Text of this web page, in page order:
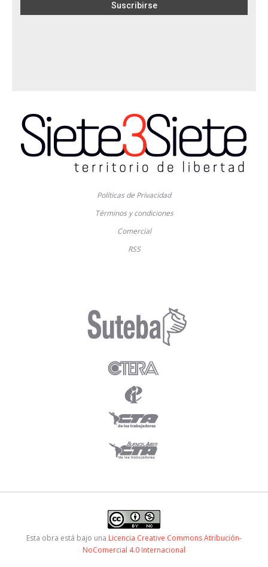
Políticas de Privacidad
Términos y condiciones
Comercial
RSS
Esta obra está bajo una Licencia Creative Commons Atribución-
NoComercial 4.0 Internacional